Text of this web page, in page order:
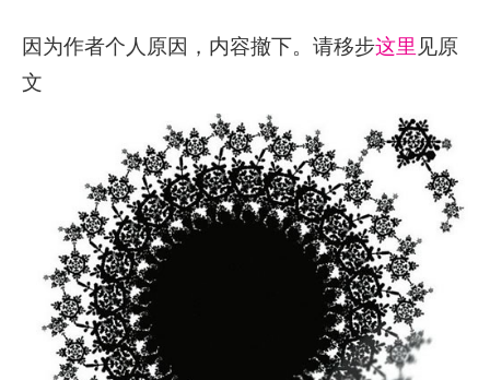
因为作者个人原因，内容撤下。请移步这里 见原
文